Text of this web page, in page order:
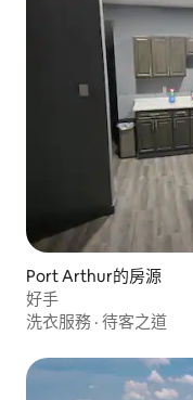
Port Arthur的房源
好手
洗衣服務 · 待客之道